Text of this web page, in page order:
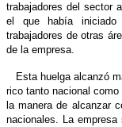
trabajadores del sector
el que había
trabajadores de otras
de la empresa.
Esta huelga alcanzó
rico tanto nacional
la manera de alcanzar
nacionales. La